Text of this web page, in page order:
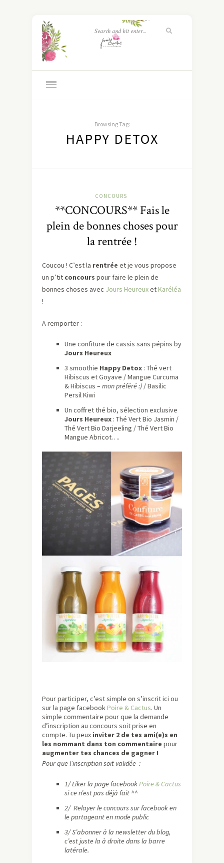
Browsing Tag:
HAPPY DETOX
CONCOURS
**CONCOURS** Fais le
plein de bonnes choses pour
la rentrée !
Coucou ! C’est la rentrée et je vous propose
un p’tit concours pour faire le plein de
bonnes choses avec Jours HeureuxetKaréléa
!
A remporter :
Une confiture de cassis sans pépins by
Jours Heureux
3 smoothie Happy Detox : Thé vert
Hibiscus et Goyave / Mangue Curcuma
& Hibiscus –mon préféré :) / Basilic
Persil Kiwi
Un coffret thé bio, sélection exclusive
Jours Heureux : Thé Vert Bio Jasmin /
Thé Vert Bio Darjeeling / Thé Vert Bio
Mangue Abricot….
Pour participer, c’est simple on s’inscrit ici ou
sur la page facebookPoire & Cactus. Un
simple commentaire pour que la demande
d’inscription au concours soit prise en
compte. Tu peux inviter 2 de tes ami(e)s en
les nommant dans ton commentaire pour
augmenter tes chances de gagner !
Pour que l’inscription soit validée :
1/ Liker la page facebookPoire & Cactus
si ce n’est pas déjà fait ^^
2/ Relayer le concours sur facebook en
le partageant en mode public
3/ S’abonner à la newsletter du blog,
c’est juste la à droite dans la barre
latérale.